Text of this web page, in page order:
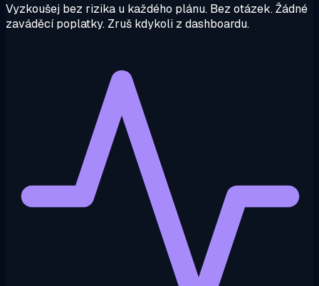
Vyzkoušej bez rizika u každého plánu. Bez otázek. Žádné
zaváděcí poplatky. Zruš kdykoli z dashboardu.